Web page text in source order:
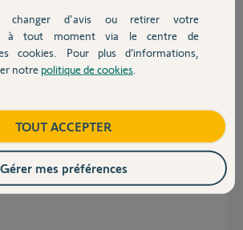
pro
vous répondre !
il y a presque 8 ans
à la remise à zéro de votre TaHoma. Vous pourrez
partir de demain.
changer d'avis ou retirer votre
à tout moment via le centre de
cookies. Pour plus d’informations,
notre politique de cookies
TOUT ACCEPTER
Gérer mes préférences